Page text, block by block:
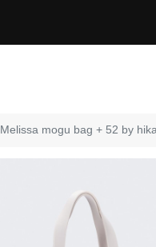
Melissa mogu bag + 52 by